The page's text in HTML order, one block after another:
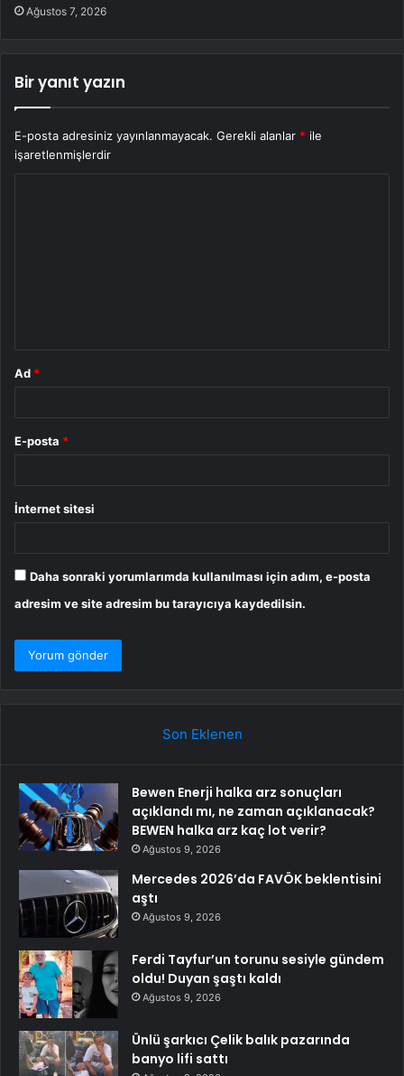
Ağustos 7, 2026
Bir yanıt yazın
E-posta adresiniz yayınlanmayacak. Gerekli alanlar * ile
işaretlenmişlerdir
Ad *
E-posta *
İnternet sitesi
Daha sonraki yorumlarımda kullanılması için adım, e-posta
adresim ve site adresim bu tarayıcıya kaydedilsin.
Son Eklenen
Bewen Enerji halka arz sonuçları
açıklandı mı, ne zaman açıklanacak?
BEWEN halka arz kaç lot verir?
Ağustos 9, 2026
Mercedes 2026’da FAVÖK beklentisini
aştı
Ağustos 9, 2026
Ferdi Tayfur’un torunu sesiyle gündem
oldu! Duyan şaştı kaldı
Ağustos 9, 2026
Ünlü şarkıcı Çelik balık pazarında
banyo lifi sattı